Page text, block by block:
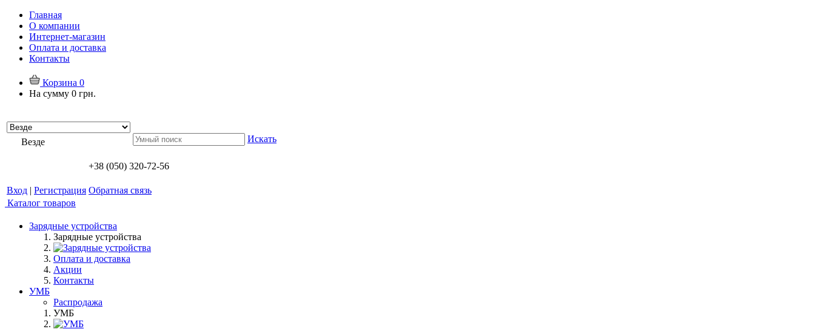
Главная
О компании
Интернет-магазин
Оплата и доставка
Контакты
Корзина 0
На сумму 0 грн.
Везде Искать
+38 (050) 320-72-56
Вход | Регистрация Обратная связь
Каталог товаров
Зарядные устройства
Зарядные устройства
Оплата и доставка
Акции
Контакты
УМБ
Распродажа
УМБ